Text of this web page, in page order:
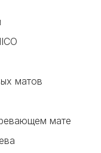
матов
мате